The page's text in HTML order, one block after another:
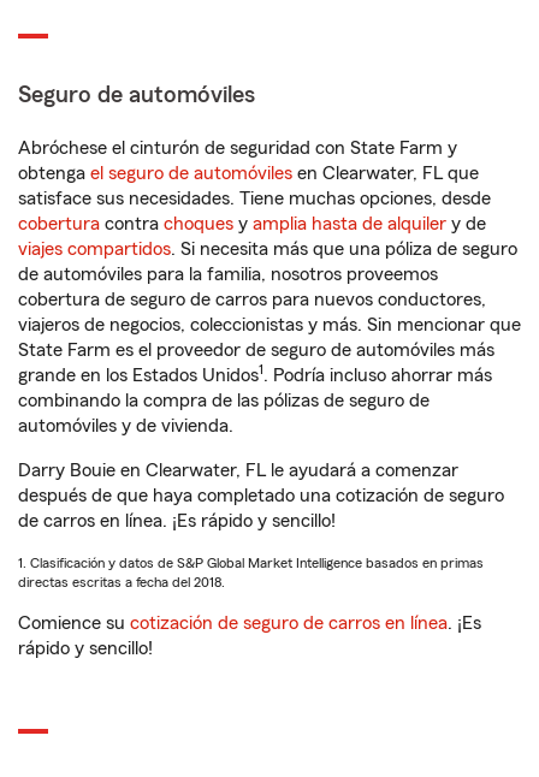
Seguro de automóviles
Abróchese el cinturón de seguridad con State Farm y
obtenga el seguro de automóviles en Clearwater, FL que
satisface sus necesidades. Tiene muchas opciones, desde
cobertura contra choques y amplia hasta de alquiler y de
viajes compartidos. Si necesita más que una póliza de seguro
de automóviles para la familia, nosotros proveemos
cobertura de seguro de carros para nuevos conductores,
viajeros de negocios, coleccionistas y más. Sin mencionar que
State Farm es el proveedor de seguro de automóviles más
grande en los Estados Unidos1. Podría incluso ahorrar más
combinando la compra de las pólizas de seguro de
automóviles y de vivienda.
Darry Bouie en Clearwater, FL le ayudará a comenzar
después de que haya completado una cotización de seguro
de carros en línea. ¡Es rápido y sencillo!
1. Clasificación y datos de S&P Global Market Intelligence basados en primas
directas escritas a fecha del 2018.
Comience su cotización de seguro de carros en línea. ¡Es
rápido y sencillo!